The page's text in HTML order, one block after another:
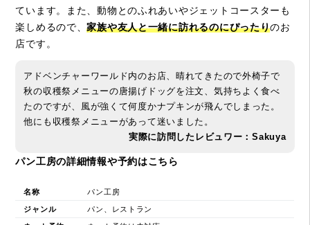
ています。また、動物とのふれあいやジェットコースターも
楽しめるので、家族や友人と一緒に訪れるのにぴったりのお
店です。
アドベンチャーワールド内のお店、晴れてきたので外椅子で
秋の収穫祭メニューの唐揚げドッグを注文、気持ちよく食べ
たのですが、風が強くて何度かナプキンが飛んでしまった。
他にも収穫祭メニューがあって迷いました。
実際に訪問したレビュワー：Sakuya
パン工房の詳細情報や予約はこちら
名称 パン工房
ジャンル パン、レストラン